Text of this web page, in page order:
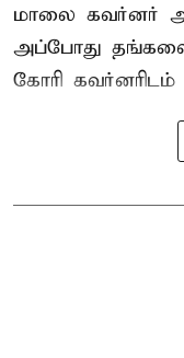
மாலை கவர்னர்
அப்போது
கோரி கவர்னரிடம்